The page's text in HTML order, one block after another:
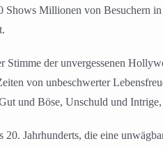
Millionen von Besuchern
der unvergessenen
von unbeschwerter
und Böse, Unschuld und
20. Jahrhunderts, die eine